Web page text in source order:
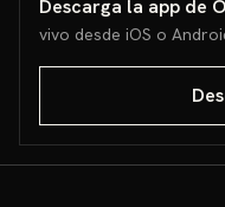
Descarga la app de
vivo desde iOS o